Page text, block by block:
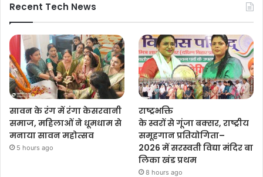
Recent Tech News
सावन के रंग में रंगा केसरवानी
समाज, महिलाओं ने धूमधाम से
मनाया सावन महोत्सव
5 hours ago
राष्ट्रभक्ति
के स्वरों से गूंजा बक्सर, राष्ट्रीय
समूहगान प्रतियोगिता–
2026 में सरस्वती विद्या मंदिर बा
लिका खंड प्रथम
8 hours ago